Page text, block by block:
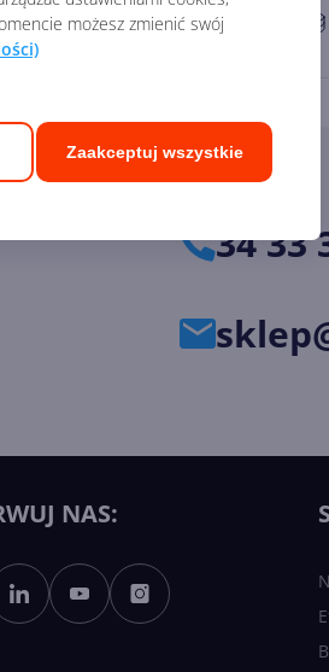
możesz zmienić swój
Zaakceptuj wszystkie
34 33
NAS: